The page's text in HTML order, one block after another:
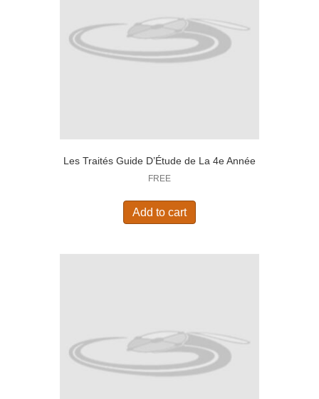
Les Traités Guide D’Étude de La 4e Année
FREE
Add to cart